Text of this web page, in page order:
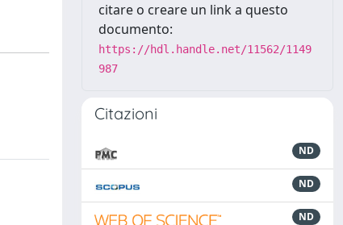
citare o creare un link a questo
documento:
https://hdl.handle.net/11562/1149
987
Citazioni
ND
ND
ND